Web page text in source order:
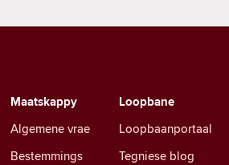
Loopbane
Loopbaanportaal
Tegniese blog
Maatskappy
Algemene vrae
Bestemmings